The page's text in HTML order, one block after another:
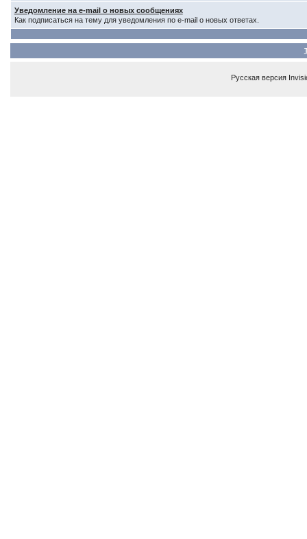
Уведомление на e-mail о новых сообщениях
Как подписаться на тему для уведомления по e-mail о новых ответах.
Русская версия